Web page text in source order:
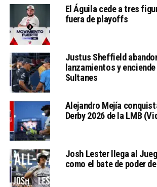
El Águila cede a tres
fuera de playoffs
Justus Sheffield
lanzamientos y
Sultanes
Alejandro Mejía
Derby 2026 de la LMB
Josh Lester llega al
como el bate de poder